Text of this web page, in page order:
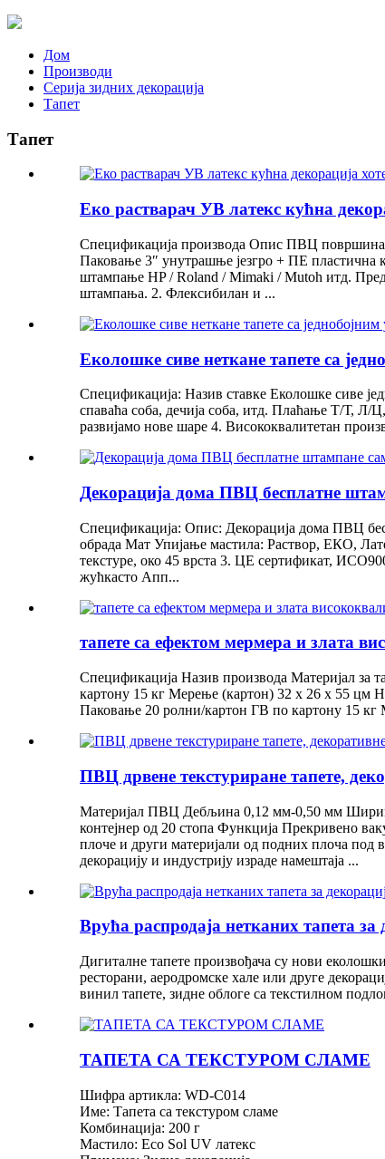
Дом
Производи
Серија зидних декорација
Тапет
Тапет
Еко растварач УВ латекс кућна
Спецификација производа Опис ПВЦ
Паковање 3″ унутрашње језгро + ПЕ пластична
штампање HP / Roland / Mimaki / Mutoh итд.
штампања. 2. Флексибилан и ...
Еколошке сиве неткане тапете са
Спецификација: Назив ставке Еколошке сиве
спаваћа соба, дечија соба, итд. Плаћање Т/Т, Л/
развијамо нове шаре 4. Висококвалитетан
Декорација дома ПВЦ бесплатне
Спецификација: Опис: Декорација дома ПВЦ
обрада Мат Упијање мастила: Раствор, ЕКО,
текстуре, око 45 врста 3. ЦЕ сертификат,
жућкасто Апп...
тапете са ефектом мермера и злата
Спецификација Назив производа Материјал
картону 15 кг Мерење (картон) 32 x 26 x 55 цм
Паковање 20 ролни/картон ГВ по картону 15
ПВЦ дрвене текстуриране тапете,
Материјал ПВЦ Дебљина 0,12 мм-0,50 мм
контејнер од 20 стопа Функција Прекривено
плоче и други материјали од подних плоча
декорацију и индустрију израде намештаја ...
Врућа распродаја нетканих тапета за
Дигиталне тапете произвођача су нови
ресторани, аеродромске хале или друге
винил тапете, зидне облоге са текстилном
ТАПЕТА СА ТЕКСТУРОМ СЛАМЕ
Шифра артикла: WD-C014
Име: Тапета са текстуром сламе
Комбинација: 200 г
Мастило: Eco Sol UV латекс